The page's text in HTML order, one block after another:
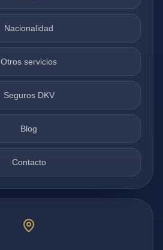
Nacionalidad
Otros servicios
Seguros DKV
Blog
Contacto